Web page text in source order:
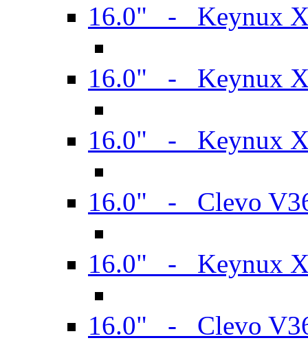
16.0" - Keynux
16.0" - Keynux
16.0" - Keynux
16.0" - Clevo
16.0" - Keynux
16.0" - Clevo